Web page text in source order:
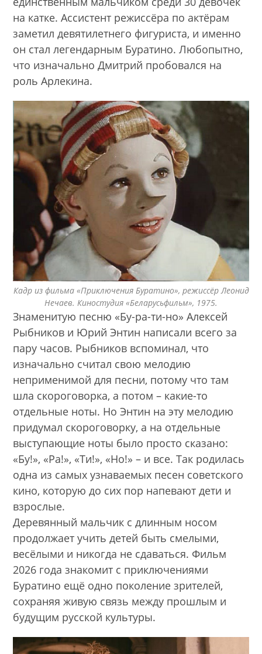
на катке. Ассистент режиссёра по актёрам
заметил девятилетнего фигуриста, и именно
он стал легендарным Буратино. Любопытно,
что изначально Дмитрий пробовался на
роль Арлекина.
Кадр из фильма «Приключения Буратино», режиссёр Леонид
Нечаев. Киностудия «Беларусьфильм», 1975.
Знаменитую песню «Бу-ра-ти-но» Алексей
Рыбников и Юрий Энтин написали всего за
пару часов. Рыбников вспоминал, что
изначально считал свою мелодию
неприменимой для песни, потому что там
шла скороговорка, а потом – какие-то
отдельные ноты. Но Энтин на эту мелодию
придумал скороговорку, а на отдельные
выступающие ноты было просто сказано:
«Бу!», «Ра!», «Ти!», «Но!» – и все. Так родилась
одна из самых узнаваемых песен советского
кино, которую до сих пор напевают дети и
взрослые.
Деревянный мальчик с длинным носом
продолжает учить детей быть смелыми,
весёлыми и никогда не сдаваться. Фильм
2026 года знакомит с приключениями
Буратино ещё одно поколение зрителей,
сохраняя живую связь между прошлым и
будущим русской культуры.